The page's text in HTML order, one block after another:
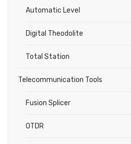
Automatic Level
Digital Theodolite
Total Station
Telecommunication Tools
Fusion Splicer
OTDR